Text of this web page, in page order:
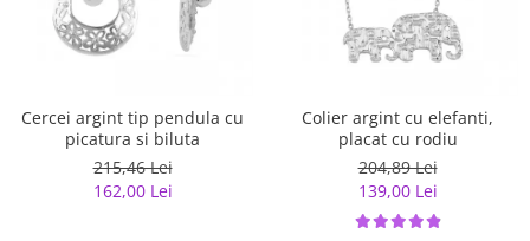
Cercei argint tip pendula cu
picatura si biluta
215,46 Lei
162,00 Lei
Colier argint cu elefanti,
placat cu rodiu
204,89 Lei
139,00 Lei